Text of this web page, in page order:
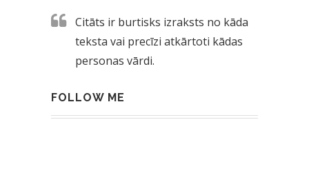
Citāts ir burtisks izraksts no kāda
teksta vai precīzi atkārtoti kādas
personas vārdi.
FOLLOW ME